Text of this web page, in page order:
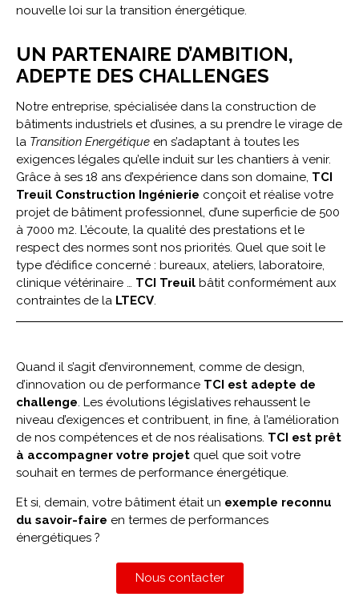
nouvelle loi sur la transition énergétique.
UN PARTENAIRE D’AMBITION,
ADEPTE DES CHALLENGES
Notre entreprise, spécialisée dans la construction de
bâtiments industriels et d’usines, a su prendre le virage de
la Transition Energétique en s’adaptant à toutes les
exigences légales qu’elle induit sur les chantiers à venir.
Grâce à ses 18 ans d’expérience dans son domaine, TCI
Treuil Construction Ingénierie conçoit et réalise votre
projet de bâtiment professionnel, d’une superficie de 500
à 7000 m2. L’écoute, la qualité des prestations et le
respect des normes sont nos priorités. Quel que soit le
type d’édifice concerné : bureaux, ateliers, laboratoire,
clinique vétérinaire … TCI Treuil bâtit conformément aux
contraintes de la LTECV.
Quand il s’agit d’environnement, comme de design,
d’innovation ou de performance TCI est adepte de
challenge. Les évolutions législatives rehaussent le
niveau d’exigences et contribuent, in fine, à l’amélioration
de nos compétences et de nos réalisations. TCI est prêt
à accompagner votre projet quel que soit votre
souhait en termes de performance énergétique.
Et si, demain, votre bâtiment était un exemple reconnu
du savoir-faire en termes de performances
énergétiques ?
Nous contacter